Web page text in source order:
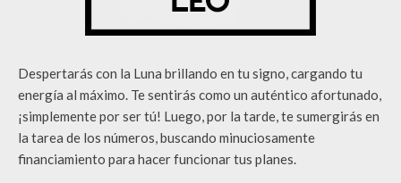
Despertarás con la Luna brillando en tu signo, cargando tu
energía al máximo. Te sentirás como un auténtico afortunado,
¡simplemente por ser tú! Luego, por la tarde, te sumergirás en
la tarea de los números, buscando minuciosamente
financiamiento para hacer funcionar tus planes.